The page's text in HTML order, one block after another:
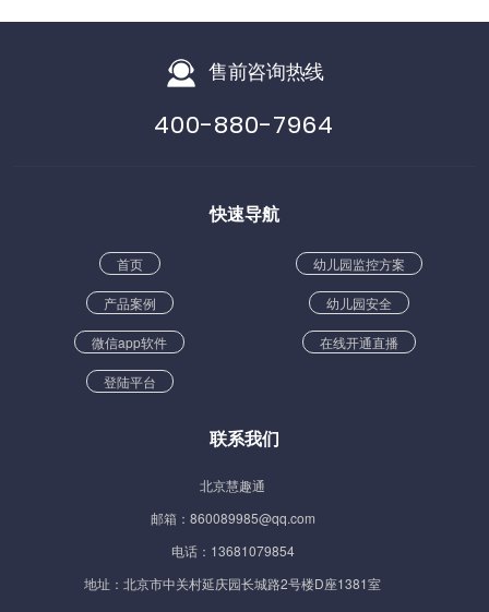
售前咨询热线
400-880-7964
快速导航
首页 幼儿园监控方案
产品案例 幼儿园安全
微信app软件 在线开通直播
登陆平台
联系我们
北京慧趣通
邮箱：860089985@qq.com
电话：13681079854
地址：北京市中关村延庆园长城路2号楼D座1381室